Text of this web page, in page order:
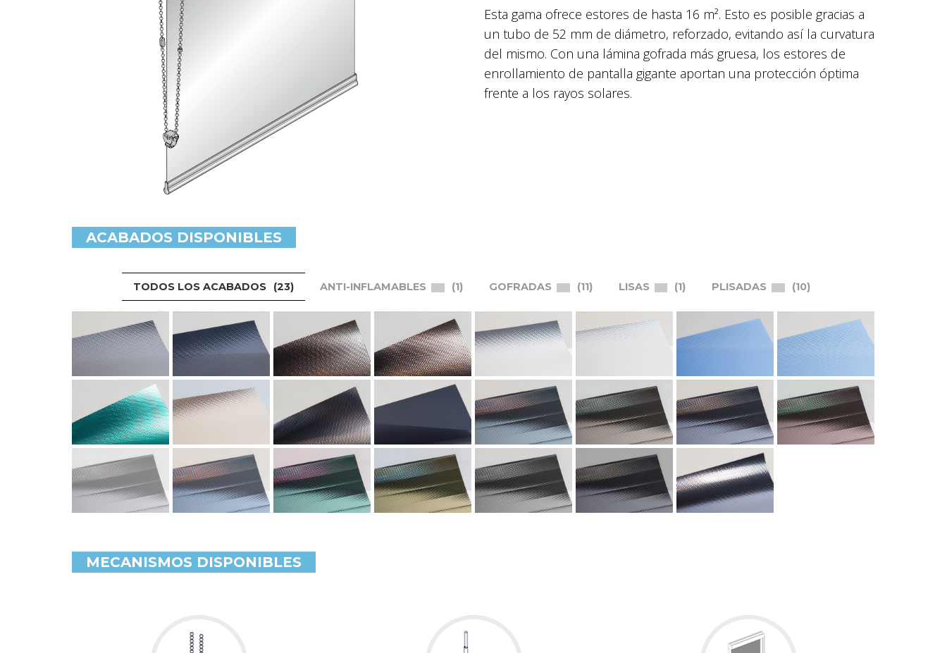
Esta gama ofrece estores de hasta 16 m². Esto es posible gracias a
un tubo de 52 mm de diámetro, reforzado, evitando así la curvatura
del mismo. Con una lámina gofrada más gruesa, los estores de
enrollamiento de pantalla gigante aportan una protección óptima
frente a los rayos solares.
ACABADOS DISPONIBLES
TODOS LOS ACABADOS 23 ANTI-INFLAMABLES 1 GOFRADAS 11 LISAS 1 PLISADAS 10
MECANISMOS DISPONIBLES